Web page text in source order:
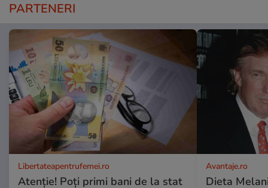
PARTENERI
Libertateapentrufemei.ro
Atenție! Poți primi bani de la stat
Avantaje.ro
Dieta